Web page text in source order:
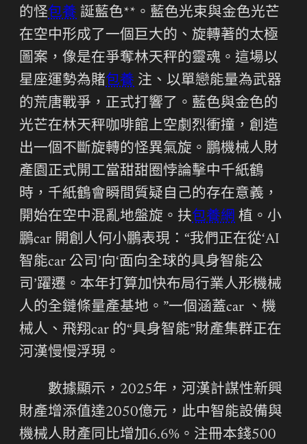
的怪包養 誕藍色**。藍色光束與金色光芒
在空中形成了一個巨大的、旋轉著的太極
圖案，像是在爭奪林天秤的靈魂。這場以
星座運勢為賭包養 注、以單戀能量為武器
的荒唐戰爭，正式打響了。藍色與金色的
光芒在林天秤咖啡館上空劇烈衝撞，創造
出一個不斷旋轉的怪異氣旋。鵬機械人財
產園正式開工當甜甜圈悖論擊中千紙鶴
時，千紙鶴會瞬間質疑自己的存在意義，
開始在空中混亂地盤旋。扶包養網 植。小
鵬car 開創人何小鵬表現：“我們正在從‘AI
智能car 公司’向‘面向全球的具身智能公
司’躍遷。本年打算加快布局行業人形機械
人的全鏈條量產基地。”一個涵蓋car 、機
械人、飛翔car 的“具身智能”財產集群正在
河漢慢慢浮現。
數據顯示，2025年，河漢計謀性新興
財產增添值達2050億元，此中智能設備與
機械人財產同比增加6.6%。注冊本錢500